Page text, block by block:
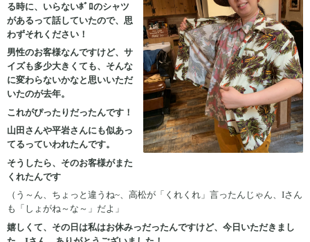
る時に、いらないﾎﾞﾛのシャツ
があるって話していたので、思
わずそれください！
男性のお客様なんですけど、サ
イズも多少大きくても、そんな
に変わらないかなと思いいただ
いたのが去年。
これがぴったりだったんです！
山田さんや平岩さんにも似あっ
てるっていわれたんです。
そうしたら、そのお客様がまた
くれたんです
（う～ん、ちょっと違うね~、高松が「くれくれ」言ったんじゃん、Iさん
も「しょがね～な～」だよ」
嬉しくて、その日は私はお休みっだったんですけど、今日いただきまし